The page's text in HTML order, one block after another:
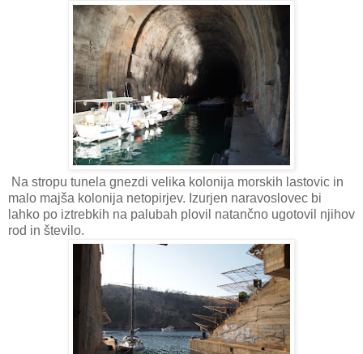
Na stropu tunela gnezdi velika kolonija morskih lastovic in
malo majša kolonija netopirjev. Izurjen naravoslovec bi
lahko po iztrebkih na palubah plovil natančno ugotovil njihov
rod in število.